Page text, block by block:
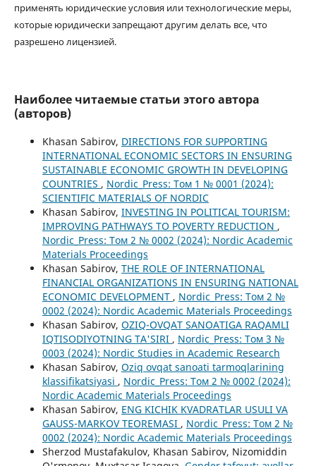
применять юридические условия или технологические меры,
которые юридически запрещают другим делать все, что
разрешено лицензией.
Наиболее читаемые статьи этого автора
(авторов)
Khasan Sabirov, DIRECTIONS FOR SUPPORTING
INTERNATIONAL ECONOMIC SECTORS IN ENSURING
SUSTAINABLE ECONOMIC GROWTH IN DEVELOPING
COUNTRIES , Nordic_Press: Том 1 № 0001 (2024):
SCIENTIFIC MATERIALS OF NORDIC
Khasan Sabirov, INVESTING IN POLITICAL TOURISM:
IMPROVING PATHWAYS TO POVERTY REDUCTION ,
Nordic_Press: Том 2 № 0002 (2024): Nordic Academic
Materials Proceedings
Khasan Sabirov, THE ROLE OF INTERNATIONAL
FINANCIAL ORGANIZATIONS IN ENSURING NATIONAL
ECONOMIC DEVELOPMENT , Nordic_Press: Том 2 №
0002 (2024): Nordic Academic Materials Proceedings
Khasan Sabirov, OZIQ-OVQAT SANOATIGA RAQAMLI
IQTISODIYOTNING TA'SIRI , Nordic_Press: Том 3 №
0003 (2024): Nordic Studies in Academic Research
Khasan Sabirov, Oziq ovqat sanoati tarmoqlarining
klassifikatsiyasi , Nordic_Press: Том 2 № 0002 (2024):
Nordic Academic Materials Proceedings
Khasan Sabirov, ENG KICHIK KVADRATLAR USULI VA
GAUSS-MARKOV TEOREMASI , Nordic_Press: Том 2 №
0002 (2024): Nordic Academic Materials Proceedings
Sherzod Mustafakulov, Khasan Sabirov, Nizomiddin